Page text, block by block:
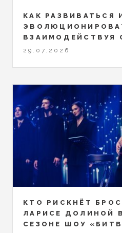
КАК РАЗВИВАТЬСЯ
ВЗАИМОДЕЙСТВУЯ
29.07.2026
КТО РИСКНЁТ
ЛАРИСЕ ДОЛИНОЙ
СЕЗОНЕ ШОУ